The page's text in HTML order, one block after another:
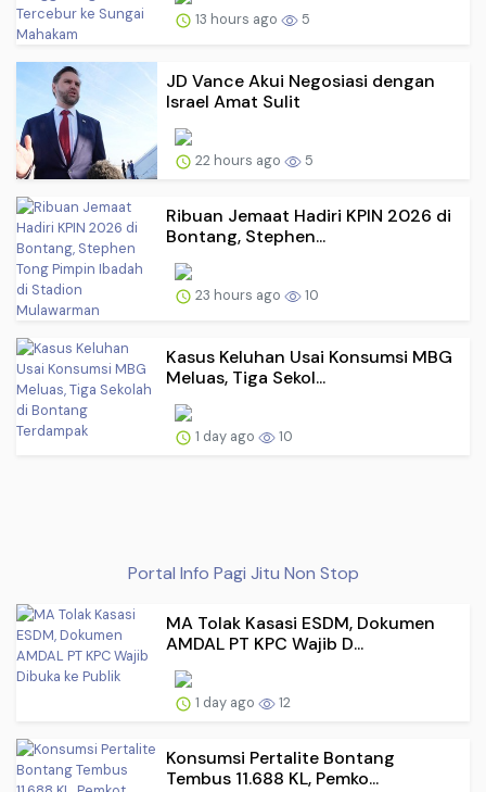
13 hours ago 5
JD Vance Akui Negosiasi dengan
Israel Amat Sulit
22 hours ago 5
Ribuan Jemaat Hadiri KPIN 2026 di
Bontang, Stephen...
23 hours ago 10
Kasus Keluhan Usai Konsumsi MBG
Meluas, Tiga Sekol...
1 day ago 10
Portal Info Pagi Jitu Non Stop
MA Tolak Kasasi ESDM, Dokumen
AMDAL PT KPC Wajib D...
1 day ago 12
Konsumsi Pertalite Bontang
Tembus 11.688 KL, Pemko...